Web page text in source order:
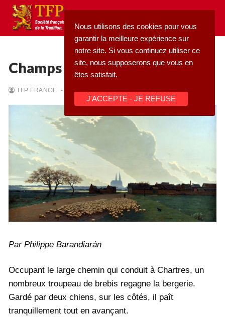
Aller
contenu
Rechercher
Pétition
Qu’est-ce que la TFP
Action
Blog
Médiathèque
Champs de Chartres
TFP FRANCE -
Par Philippe Barandiarán
Occupant le large chemin qui conduit à Chartres, un
nombreux troupeau de brebis regagne la bergerie.
Gardé par deux chiens, sur les côtés, il paît
tranquillement tout en avançant.
Nous utilisons des cookies pour vous
garantir la meilleure expérience sur
notre site. Si vous continuez utiliser ce
site, nous supposerons que vous en
êtes satisfait.
J'ACCEPTE - JE REFUSE